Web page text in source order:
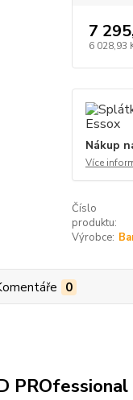
7
6 028,93
Nákup
Více
Číslo
produktu:
Výrobce:
0